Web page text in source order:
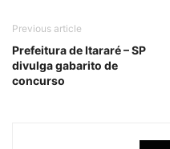
Previous article
Prefeitura de Itararé – SP
divulga gabarito de
concurso